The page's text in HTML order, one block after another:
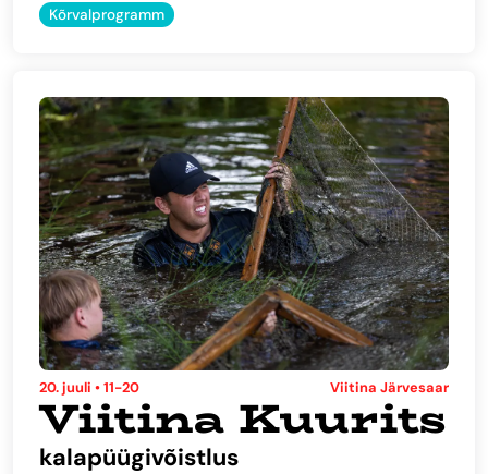
Kõrvalprogramm
20. juuli • 11-20 Viitina Järvesaar
Viitina Kuurits
kalapüügivõistlus